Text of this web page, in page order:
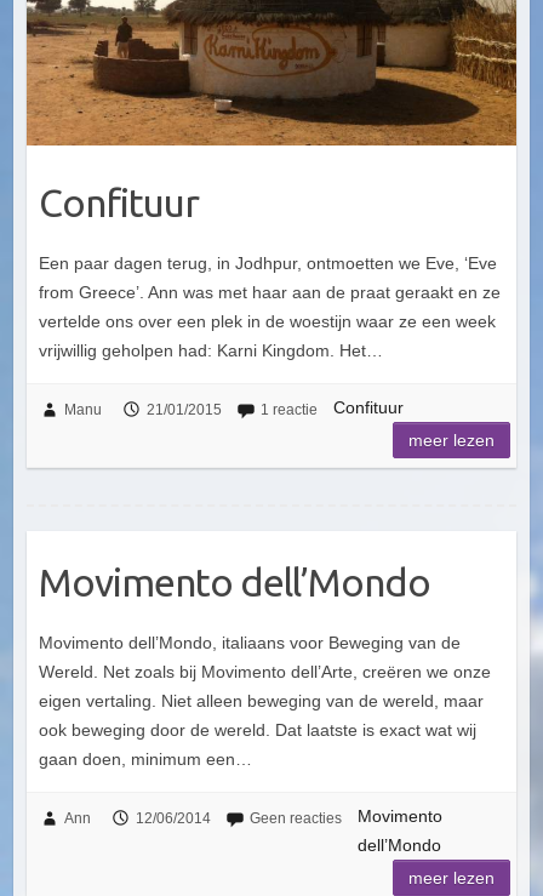
Confituur
Een paar dagen terug, in Jodhpur, ontmoetten we Eve, ‘Eve
from Greece’. Ann was met haar aan de praat geraakt en ze
vertelde ons over een plek in de woestijn waar ze een week
vrijwillig geholpen had: Karni Kingdom. Het…
Manu 21/01/2015 1 reactie
Confituur
meer lezen
Movimento dell’Mondo
Movimento dell’Mondo, italiaans voor Beweging van de
Wereld. Net zoals bij Movimento dell’Arte, creëren we onze
eigen vertaling. Niet alleen beweging van de wereld, maar
ook beweging door de wereld. Dat laatste is exact wat wij
gaan doen, minimum een…
Ann 12/06/2014 Geen reacties
Movimento
dell’Mondo
meer lezen